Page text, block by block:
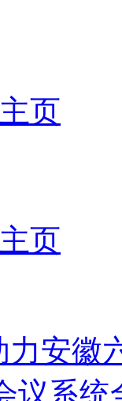
页
页
力安徽
议系